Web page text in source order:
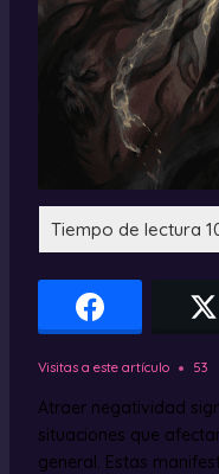
Visitas a este artículo 53
Atraer negatividad
situaciones que
general. Estas